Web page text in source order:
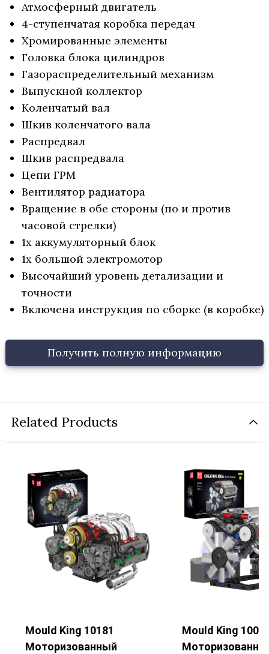
Атмосферный двигатель
4-ступенчатая коробка передач
Хромированные элементы
Головка блока цилиндров
Газораспределительный механизм
Выпускной коллектор
Коленчатый вал
Шкив коленчатого вала
Распредвал
Шкив распредвала
Цепи ГРМ
Вентилятор радиатора
Вращение в обе стороны (по и против
часовой стрелки)
1x аккумуляторный блок
1x большой электромотор
Высочайший уровень детализации и
точности
Включена инструкция по сборке (в коробке)
Получить полную информацию
Ваше имя
Электронная почта*
Название компании
Related Products
Mould King 10181
Моторизованный
Mould King